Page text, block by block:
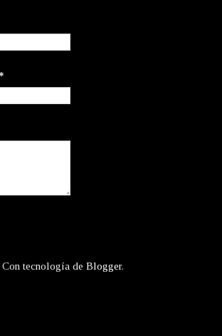
Con tecnología de Blogger.